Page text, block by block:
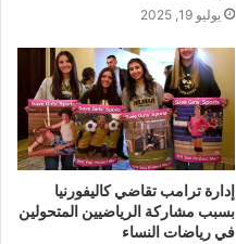
يوليو 19, 2025
إدارة ترامب تقاضي كاليفورنيا
بسبب مشاركة الرياضيين المتحولين
في رياضات النساء